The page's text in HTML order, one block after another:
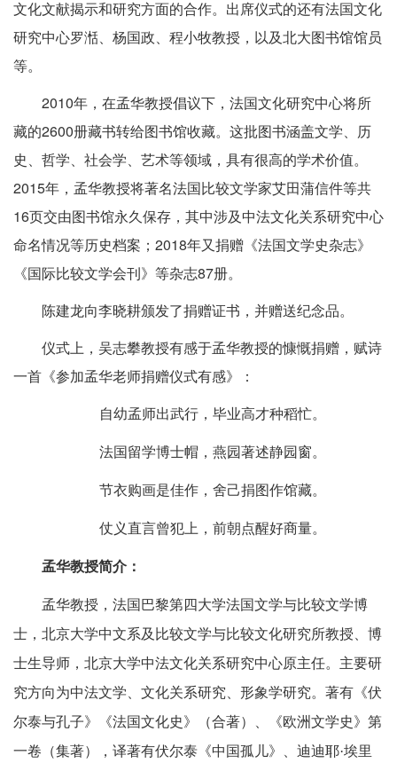
文化文献揭示和研究方面的合作。出席仪式的还有法国文化
研究中心罗湉、杨国政、程小牧教授，以及北大图书馆馆员
等。
2010年，在孟华教授倡议下，法国文化研究中心将所
藏的2600册藏书转给图书馆收藏。这批图书涵盖文学、历
史、哲学、社会学、艺术等领域，具有很高的学术价值。
2015年，孟华教授将著名法国比较文学家艾田蒲信件等共
16页交由图书馆永久保存，其中涉及中法文化关系研究中心
命名情况等历史档案；2018年又捐赠《法国文学史杂志》
《国际比较文学会刊》等杂志87册。
陈建龙向李晓耕颁发了捐赠证书，并赠送纪念品。
仪式上，吴志攀教授有感于孟华教授的慷慨捐赠，赋诗
一首《参加孟华老师捐赠仪式有感》：
自幼孟师出武行，毕业高才种稻忙。
法国留学博士帽，燕园著述静园窗。
节衣购画是佳作，舍己捐图作馆藏。
仗义直言曾犯上，前朝点醒好商量。
孟华教授简介 ：
孟华教授，法国巴黎第四大学法国文学与比较文学博
士，北京大学中文系及比较文学与比较文化研究所教授、博
士生导师，北京大学中法文化关系研究中心原主任。主要研
究方向为中法文学、文化关系研究、形象学研究。著有《伏
尔泰与孔子》《法国文化史》（合著）、《欧洲文学史》第
一卷（集著），译著有伏尔泰《中国孤儿》、迪迪耶·埃里